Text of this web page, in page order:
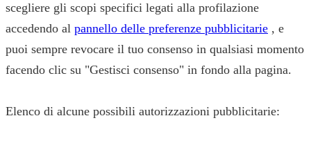
scegliere gli scopi specifici legati alla profilazione
accedendo al pannello delle preferenze pubblicitarie , e
puoi sempre revocare il tuo consenso in qualsiasi momento
facendo clic su "Gestisci consenso" in fondo alla pagina.
Elenco di alcune possibili autorizzazioni pubblicitarie: